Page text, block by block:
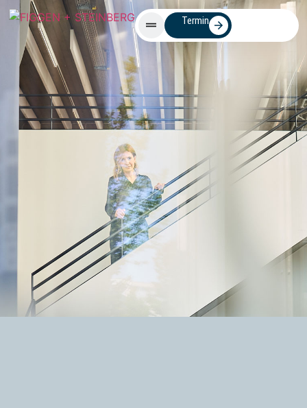
Termin